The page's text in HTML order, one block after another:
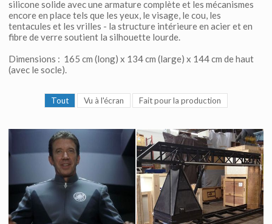
silicone solide avec une armature complète et les mécanismes
encore en place tels que les yeux, le visage, le cou, les
tentacules et les vrilles - la structure intérieure en acier et en
fibre de verre soutient la silhouette lourde.
Dimensions : 165 cm (long) x 134 cm (large) x 144 cm de haut
(avec le socle).
Tout Vu à l'écran Fait pour la production